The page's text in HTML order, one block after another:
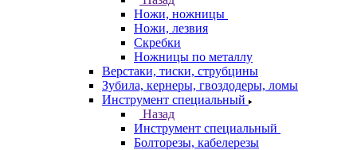
Ножи, ножницы
Ножи, лезвия
Скребки
Ножницы по металлу
Верстаки, тиски, струбцины
Зубила, кернеры, гвоздодеры, ломы
Инструмент специальный
Назад
Инструмент специальный
Болторезы, кабелерезы